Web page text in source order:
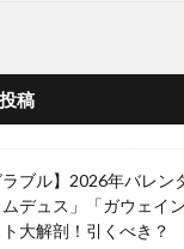
稿
ラブル】2026年バレン
ムデュス」「ガウェイ
大解剖！引くべき？